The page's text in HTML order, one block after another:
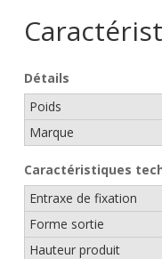
Détails
Poids
Marque
Caractéristiques
Entraxe de fixation
Forme sortie
Hauteur produit